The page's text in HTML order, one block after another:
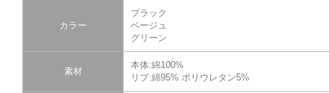
カラー
ブラック
ベージュ
グリーン
素材
本体:綿100%
リブ:綿95% ポリウレタン5%